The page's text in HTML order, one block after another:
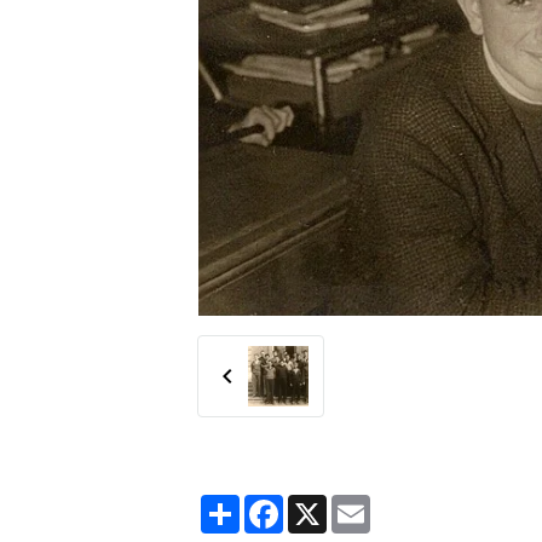
PartagerFacebook
X